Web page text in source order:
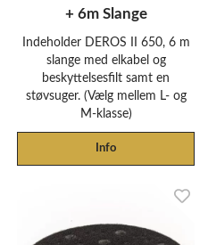
+ 6m Slange
Indeholder DEROS II 650, 6 m
slange med elkabel og
beskyttelsesfilt samt en
støvsuger. (Vælg mellem L- og
M-klasse)
Info